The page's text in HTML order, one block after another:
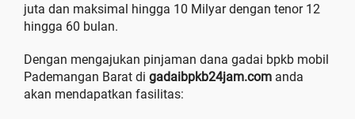
juta dan maksimal hingga 10 Milyar dengan tenor 12
hingga 60 bulan.
Dengan mengajukan pinjaman dana gadai bpkb mobil
Pademangan Barat di gadaibpkb24jam.com anda
akan mendapatkan fasilitas: